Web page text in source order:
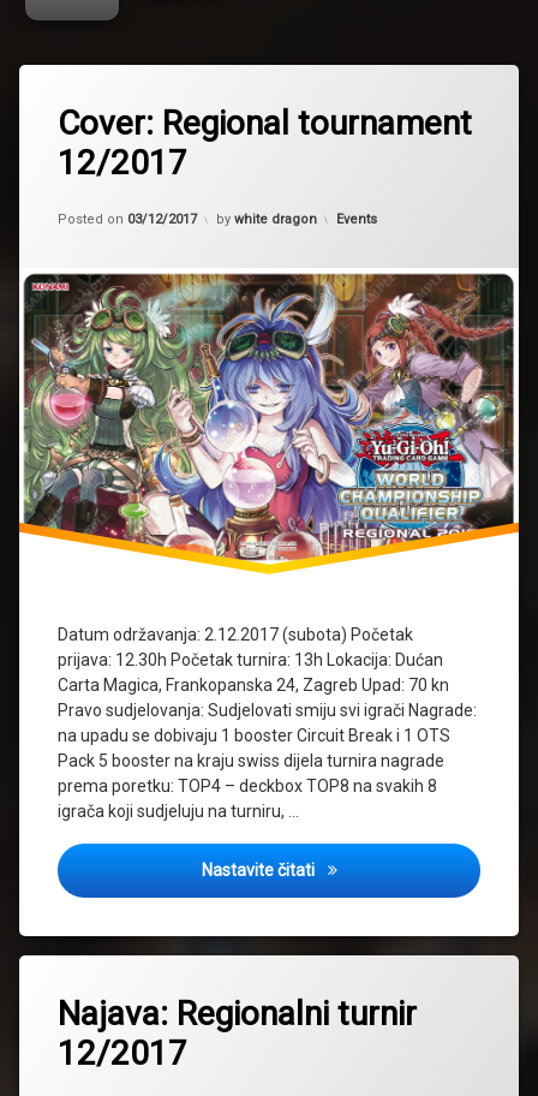
Cover: Regional tournament
12/2017
Posted on 03/12/2017
Updated on 28/12/2017
by white dragon Kategorije:
Events
Datum održavanja: 2.12.2017 (subota) Početak
prijava: 12.30h Početak turnira: 13h Lokacija: Dućan
Carta Magica, Frankopanska 24, Zagreb Upad: 70 kn
Pravo sudjelovanja: Sudjelovati smiju svi igrači Nagrade:
na upadu se dobivaju 1 booster Circuit Break i 1 OTS
Pack 5 booster na kraju swiss dijela turnira nagrade
prema poretku: TOP4 – deckbox TOP8 na svakih 8
igrača koji sudjeluju na turniru, …
Nastavite čitati Cover: Regional tournament
2017
tournament
Najava: Regionalni turnir
12/2017
2017
regionalni